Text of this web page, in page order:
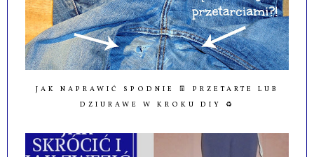
JAK NAPRAWIĆ SPODNIE 👖 PRZETARTE LUB
DZIURAWE W KROKU DIY ♻️